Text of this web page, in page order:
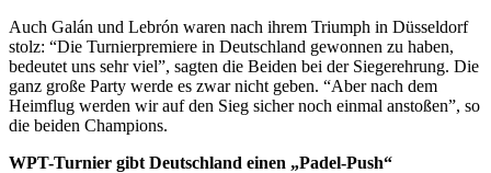
Auch Galán und Lebrón waren nach ihrem Triumph in Düsseldorf
stolz: “Die Turnierpremiere in Deutschland gewonnen zu haben,
bedeutet uns sehr viel”, sagten die Beiden bei der Siegerehrung. Die
ganz große Party werde es zwar nicht geben. “Aber nach dem
Heimflug werden wir auf den Sieg sicher noch einmal anstoßen”, so
die beiden Champions.
WPT-Turnier gibt Deutschland einen „Padel-Push“